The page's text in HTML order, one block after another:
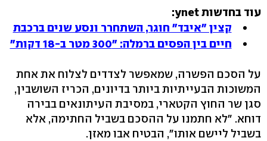
עוד בחדשות ynet:
קצין "איבד" חוגר, השתחרר ונסע שנים ברכבת
חיים בין הפסים ברמלה: "300 מטר ב-18 דקות"
על הסכם הפשרה, שמאפשר לצדדים לצלוח את אחת
המשוכות הבעייתיות ביותר בדיונים, הכריז השושבין,
סגן שר החוץ הקטארי, במסיבת העיתונאים בבירה
דוחא. "לא חתמנו על ההסכם בשביל החתימה, אלא
בשביל ליישם אותו", הבטיח אבו מאזן.